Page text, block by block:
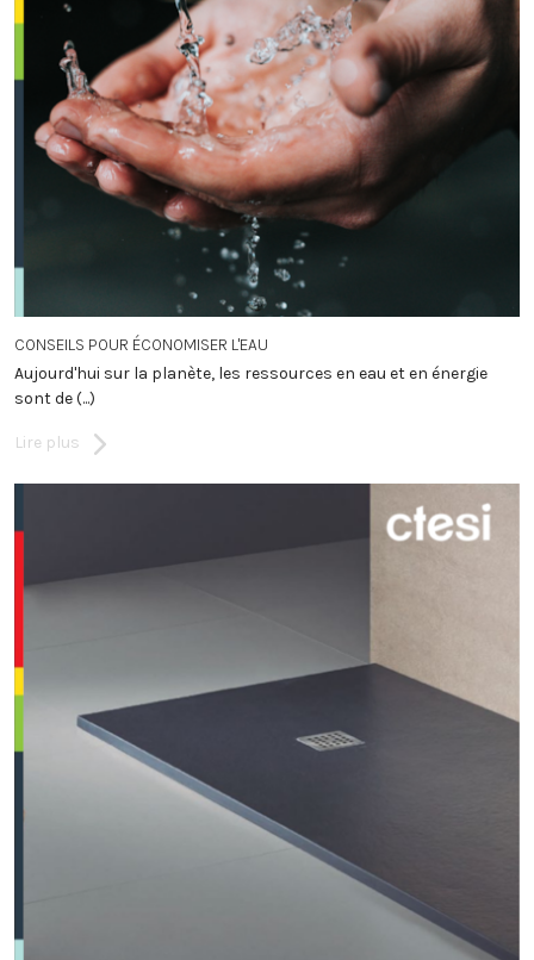
CONSEILS POUR ÉCONOMISER L'EAU
Aujourd'hui sur la planète, les ressources en eau et en énergie
sont de (...)
Lire plus